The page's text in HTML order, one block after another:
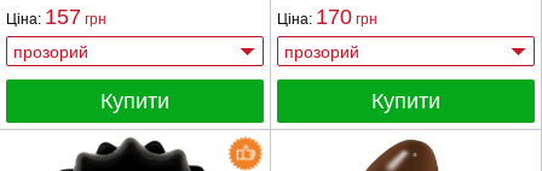
Ціна: 157 грн
Купити
Ціна: 170 грн
Купити